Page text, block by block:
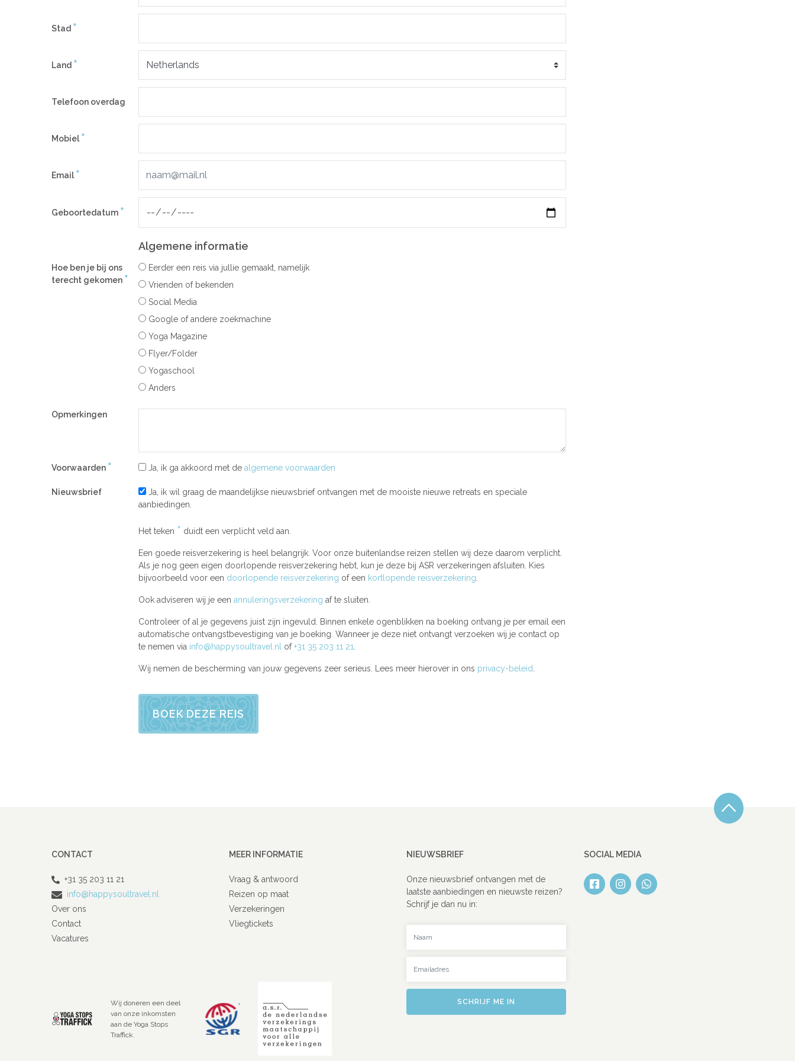
Stad *
Land *
Telefoon overdag
Mobiel *
Email *
Geboortedatum *
Algemene informatie
Hoe ben je bij ons
terecht gekomen *
Eerder een reis via jullie gemaakt, namelijk
Vrienden of bekenden
Social Media
Google of andere zoekmachine
Yoga Magazine
Flyer/Folder
Yogaschool
Anders
Opmerkingen
Voorwaarden * Ja, ik ga akkoord met de algemene voorwaarden
Nieuwsbrief
Ja, ik wil graag de maandelijkse nieuwsbrief ontvangen met de mooiste nieuwe retreats en speciale
aanbiedingen.
Het teken * duidt een verplicht veld aan.
Een goede reisverzekering is heel belangrijk. Voor onze buitenlandse reizen stellen wij deze daarom verplicht.
Als je nog geen eigen doorlopende reisverzekering hebt, kun je deze bij ASR verzekeringen afsluiten. Kies
bijvoorbeeld voor een doorlopende reisverzekering of een kortlopende reisverzekering
Ook adviseren wij je een annuleringsverzekering af te sluiten.
Controleer of al je gegevens juist zijn ingevuld. Binnen enkele ogenblikken na boeking ontvang je per email een
automatische ontvangstbevestiging van je boeking. Wanneer je deze niet ontvangt verzoeken wij je contact op
te nemen via info@happysoultravel.nl of+31 35 203 11 21
Wij nemen de bescherming van jouw gegevens zeer serieus. Lees meer hierover in ons privacy-beleid
BOEK DEZE REIS
CONTACT
+31 35 203 11 21
info@happysoultravel.nl
Over ons
Contact
Vacatures
MEER INFORMATIE
Vraag & antwoord
Reizen op maat
Verzekeringen
Vliegtickets
NIEUWSBRIEF
Onze nieuwsbrief ontvangen met de
laatste aanbiedingen en nieuwste reizen?
Schrijf je dan nu in:
SCHRIJF ME IN
SOCIAL MEDIA
Wij doneren een deel
van onze inkomsten
aan de Yoga Stops
Traffick.